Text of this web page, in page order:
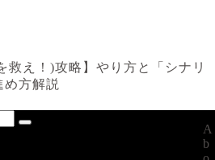
救え！)攻略】やり方と「シナリ
め方解説
A
b